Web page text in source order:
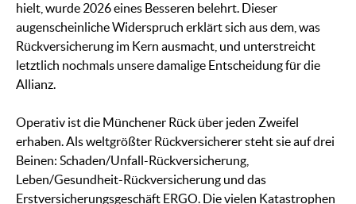
hielt, wurde 2026 eines Besseren belehrt. Dieser
augenscheinliche Widerspruch erklärt sich aus dem, was
Rückversicherung im Kern ausmacht, und unterstreicht
letztlich nochmals unsere damalige Entscheidung für die
Allianz.
Operativ ist die Münchener Rück über jeden Zweifel
erhaben. Als weltgrößter Rückversicherer steht sie auf drei
Beinen: Schaden/Unfall-Rückversicherung,
Leben/Gesundheit-Rückversicherung und das
Erstversicherungsgeschäft ERGO. Die vielen Katastrophen